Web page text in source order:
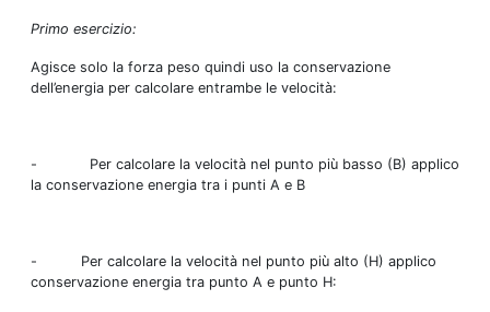
Primo esercizio:
Agisce solo la forza peso quindi uso la conservazione
dell’energia per calcolare entrambe le velocità:
- Per calcolare la velocità nel punto più basso (B) applico
la conservazione energia tra i punti A e B
- Per calcolare la velocità nel punto più alto (H) applico
conservazione energia tra punto A e punto H: